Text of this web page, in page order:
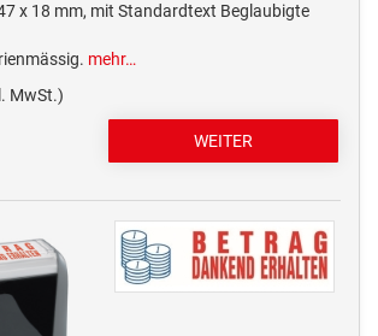
x 18 mm, mit Standardtext Beglaubigte
mehr…
MwSt.)